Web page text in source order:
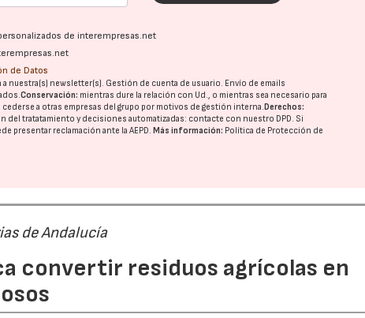
de interempresas.net
de Datos
nuestra(s) newsletter(s). Gestión de cuenta de usuario. Envío de emails
Conservación: mientras dure la relación con Ud., o mientras sea necesario para
a otras empresas del grupo por motivos de gestión interna. Derechos:
tratatamiento y decisiones automatizadas: contacte con nuestro DPD. Si
presentar reclamación ante laAEPD. Más información: Política de Protección de
de Andalucía
convertir residuos agrícolas en